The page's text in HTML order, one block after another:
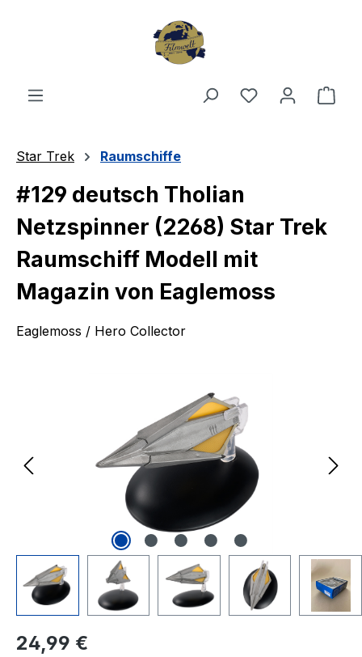
Du hast 0
Star Trek Raumschiffe
#129 deutsch Tholian
Netzspinner (2268) Star Trek
Raumschiff Modell mit
Magazin von Eaglemoss
Eaglemoss / Hero Collector
Regulärer Preis:
24,99 €